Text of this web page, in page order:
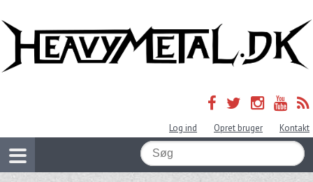
Log ind Opret bruger Kontakt